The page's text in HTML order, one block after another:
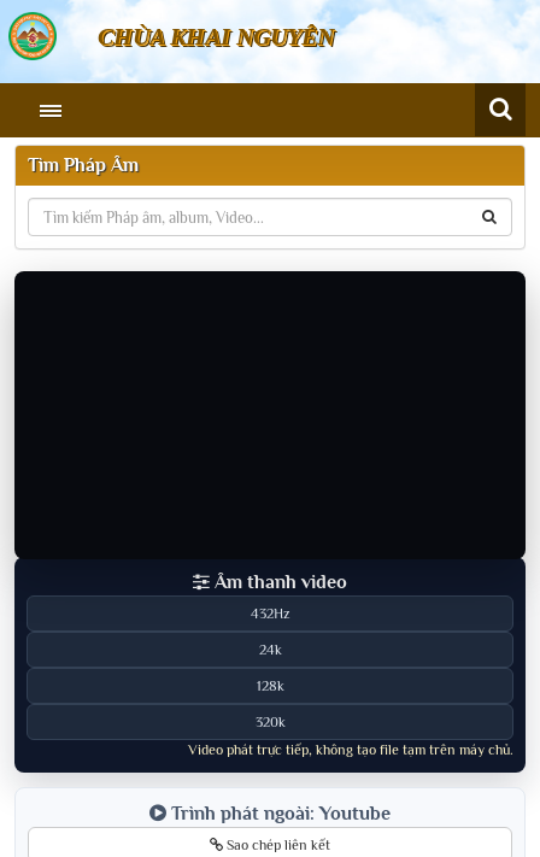
CHÙA KHAI NGUYÊN
Tìm Pháp Âm
Âm thanh video
432Hz
24k
128k
320k
Video phát trực tiếp, không tạo file tạm trên máy chủ.
Trình phát ngoài: Youtube
Sao chép liên kết